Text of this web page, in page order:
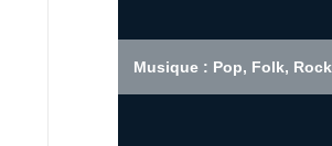
Musique : Pop, Folk, Rock